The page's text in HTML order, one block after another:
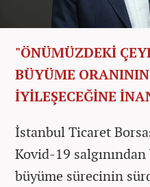
"ÖNÜMÜZDEKİ
BÜYÜME
İYİLEŞECEĞİNE
İstanbul Ticaret
Kovid-19
büyüme sürecinin